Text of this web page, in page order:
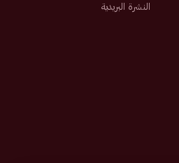
النشرة البريدية